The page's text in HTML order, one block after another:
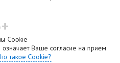
Cookie
Ваше согласие на прием
такое Cookie?